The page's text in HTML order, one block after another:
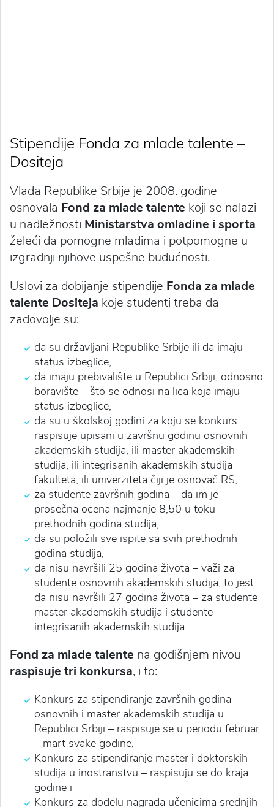
Stipendije Fonda za mlade talente –
Dositeja
Vlada Republike Srbije je 2008. godine
osnovala Fond za mlade talente koji se nalazi
u nadležnosti Ministarstva omladine i sporta
želeći da pomogne mladima i potpomogne u
izgradnji njihove uspešne budućnosti.
Uslovi za dobijanje stipendije Fonda za mlade
talente Dositeja koje studenti treba da
zadovolje su:
da su državljani Republike Srbije ili da imaju
status izbeglice,
da imaju prebivalište u Republici Srbiji, odnosno
boravište – što se odnosi na lica koja imaju
status izbeglice,
da su u školskoj godini za koju se konkurs
raspisuje upisani u završnu godinu osnovnih
akademskih studija, ili master akademskih
studija, ili integrisanih akademskih studija
fakulteta, ili univerziteta čiji je osnovač RS,
za studente završnih godina – da im je
prosečna ocena najmanje 8,50 u toku
prethodnih godina studija,
da su položili sve ispite sa svih prethodnih
godina studija,
da nisu navršili 25 godina života – važi za
studente osnovnih akademskih studija, to jest
da nisu navršili 27 godina života – za studente
master akademskih studija i studente
integrisanih akademskih studija.
Fond za mlade talente na godišnjem nivou
raspisuje tri konkursa, i to:
Konkurs za stipendiranje završnih godina
osnovnih i master akademskih studija u
Republici Srbiji – raspisuje se u periodu februar
– mart svake godine,
Konkurs za stipendiranje master i doktorskih
studija u inostranstvu – raspisuju se do kraja
godine i
Konkurs za dodelu nagrada učenicima srednjih